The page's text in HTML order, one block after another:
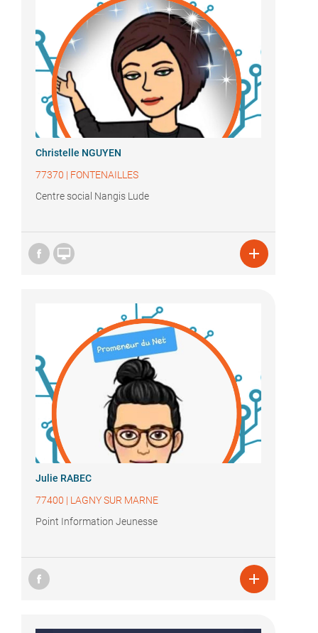
Christelle NGUYEN
77370 | FONTENAILLES
Centre social Nangis Lude
 
Julie RABEC
77400 | LAGNY SUR MARNE
Point Information Jeunesse
